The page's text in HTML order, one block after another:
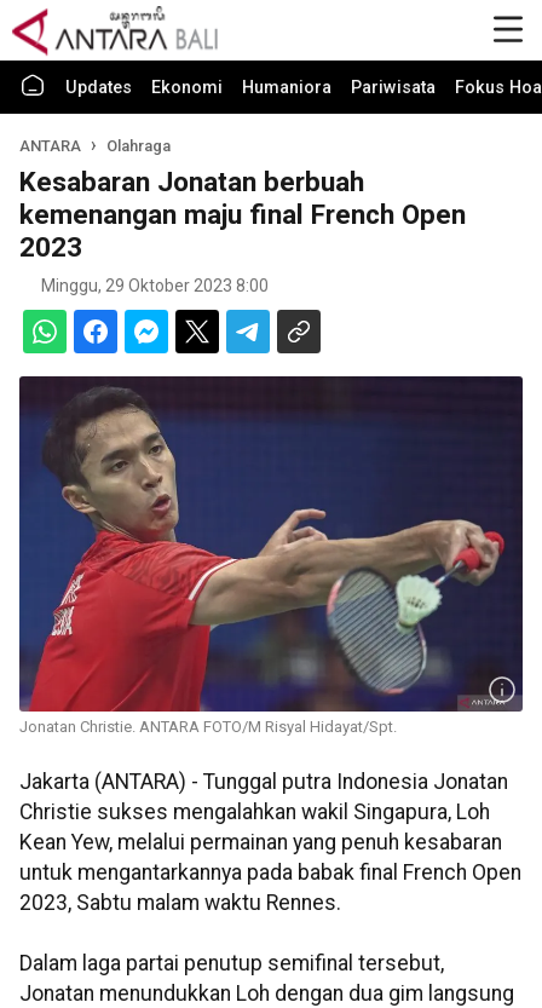
Updates Ekonomi Humaniora Pariwisata Fokus
ANTARA Olahraga
Kesabaran Jonatan berbuah
kemenangan maju final French Open
2023
Minggu, 29 Oktober 2023 8:00
Jonatan Christie. ANTARA FOTO/M Risyal Hidayat/Spt.
Jakarta (ANTARA) - Tunggal putra Indonesia Jonatan
Christie sukses mengalahkan wakil Singapura, Loh
Kean Yew, melalui permainan yang penuh kesabaran
untuk mengantarkannya pada babak final French Open
2023, Sabtu malam waktu Rennes.
Dalam laga partai penutup semifinal tersebut,
Jonatan menundukkan Loh dengan dua gim langsung